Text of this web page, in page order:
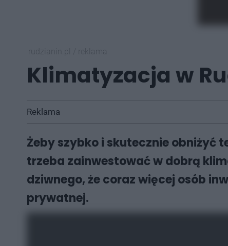
Klimatyzacja w
Reklama
Żeby szybko i skutecznie obniżyć
trzeba zainwestować w dobrą
dziwnego, że coraz więcej osób
prywatnej.